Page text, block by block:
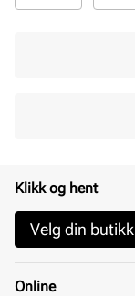
Klikk og hent
Velg din butikk
Online